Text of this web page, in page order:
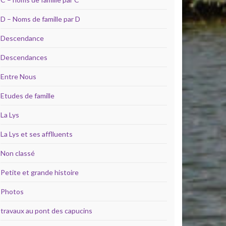
D – Noms de famille par D
Descendance
Descendances
Entre Nous
Etudes de famille
La Lys
La Lys et ses afflluents
Non classé
Petite et grande histoire
Photos
travaux au pont des capucins